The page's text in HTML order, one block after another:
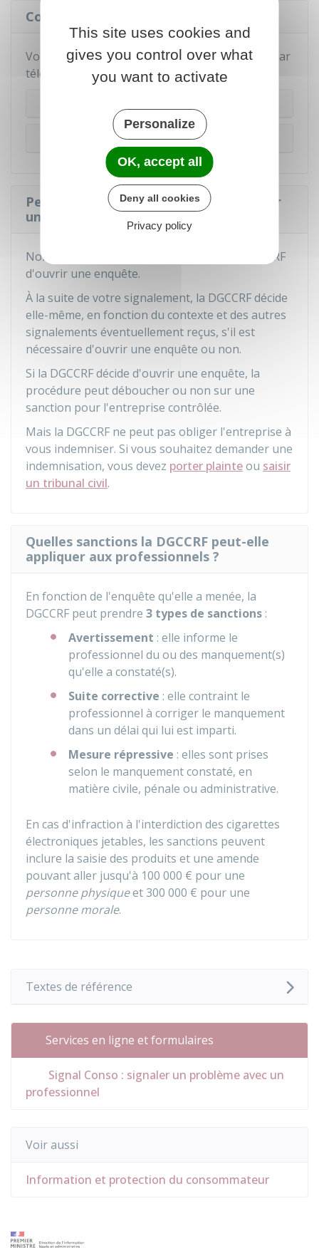
Comment contacter la DGCCRF ?
Vous pouvez contacter la DGCCRF en ligne ou par
téléphone :
Par téléphone
Peut-on demander à la DGCCRF d'ouvrir
une enquête ?
Non, vous ne pouvez pas demander à la DGCCRF
d'ouvrir une enquête.
À la suite de votre signalement, la DGCCRF décide
elle-même, en fonction du contexte et des autres
signalements éventuellement reçus, s'il est
nécessaire d'ouvrir une enquête ou non.
Si la DGCCRF décide d'ouvrir une enquête, la
procédure peut déboucher ou non sur une
sanction pour l'entreprise contrôlée.
Mais la DGCCRF ne peut pas obliger l'entreprise à
vous indemniser. Si vous souhaitez demander une
indemnisation, vous devez porter plainteou saisir
un tribunal civil.
Quelles sanctions la DGCCRF peut-elle
appliquer aux professionnels ?
En fonction de l'enquête qu'elle a menée, la
DGCCRF peut prendre 3 types de sanctions :
Avertissement : elle informe le
professionnel du ou des manquement(s)
qu'elle a constaté(s).
Suite corrective : elle contraint le
professionnel à corriger le manquement
dans un délai qui lui est imparti.
Mesure répressive : elles sont prises
selon le manquement constaté, en
matière civile, pénale ou administrative.
En cas d'infraction à l'interdiction des cigarettes
électroniques jetables, les sanctions peuvent
inclure la saisie des produits et une amende
pouvant aller jusqu'à 100 000 € pour une
personne physiqueet300 000 € pour une
personne morale.
Textes de référence
Services en ligne et formulaires
Signal Conso : signaler un problème avec un
professionnel
Voir aussi
Information et protection du consommateur
This site uses cookies and
gives you control over what
you want to activate
Personalize
OK, accept all
Deny all cookies
Privacy policy